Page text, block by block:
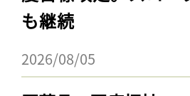
も継続
2026/08/05